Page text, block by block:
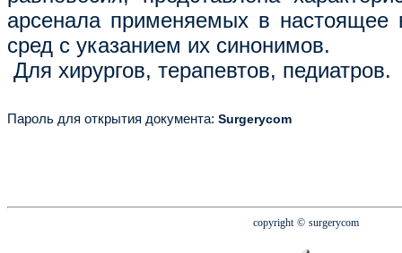
арсенала применяемых в настоящее
сред с указанием их синонимов.
Для хирургов, терапевтов, педиатров.
Пароль для открытия документа: Surgerycom
copyright © surgerycom